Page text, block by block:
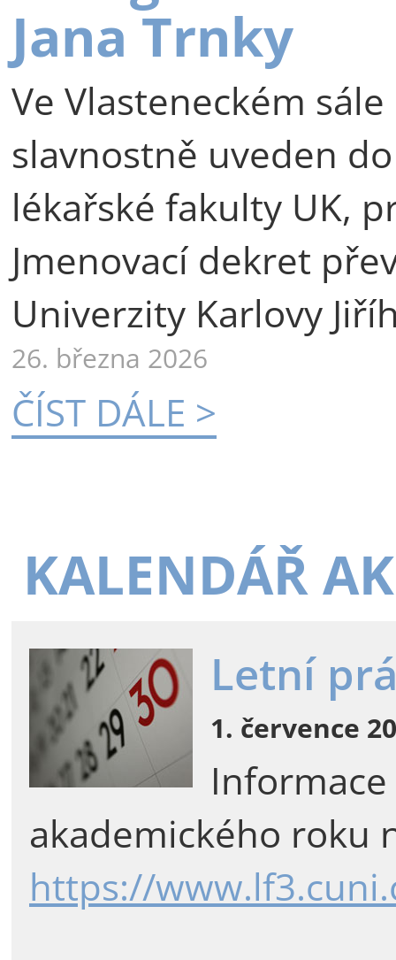
Jana Trnky
Ve Vlasteneckém
slavnostně uveden
lékařské fakulty UK,
Jmenovací dekret
Univerzity Karlovy
26. března 2026
ČÍST DÁLE >
KALENDÁŘ
Letní
1. července
akademického roku
https://